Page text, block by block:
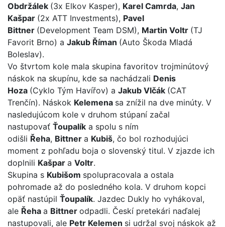
Obdržálek (3x Elkov Kasper), Karel Camrda, Jan
Kašpar (2x ATT Investments), Pavel
Bittner (Development Team DSM), Martin Voltr (TJ
Favorit Brno) a Jakub Říman (Auto Škoda Mladá
Boleslav).
Vo štvrtom kole mala skupina favoritov trojminútový
náskok na skupínu, kde sa nachádzali Denis
Hoza (Cyklo Tým Havířov) a Jakub Vlčák (CAT
Trenčín). Náskok Kelemena sa znížil na dve minúty. V
nasledujúcom kole v druhom stúpaní začal
nastupovať Ťoupalík a spolu s ním
odišli Řeha, Bittner a Kubiš, čo bol rozhodujúci
moment z pohľadu boja o slovenský titul. V zjazde ich
doplnili Kašpar a Voltr.
Skupina s Kubišom spolupracovala a ostala
pohromade až do posledného kola. V druhom kopci
opäť nastúpil Ťoupalík. Jazdec Dukly ho vyhákoval,
ale Řeha a Bittner odpadli. Českí pretekári naďalej
nastupovali, ale Petr Kelemen si udržal svoj náskok až